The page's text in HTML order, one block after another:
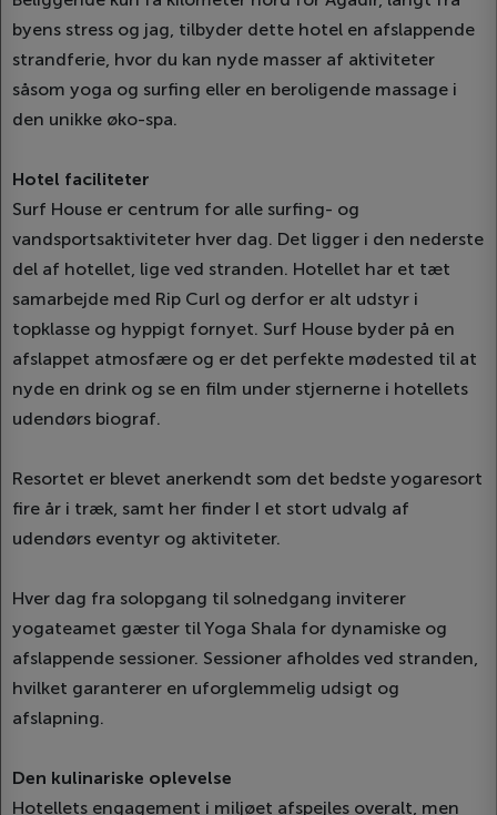
byens stress og jag, tilbyder dette hotel en afslappende
strandferie, hvor du kan nyde masser af aktiviteter
såsom yoga og surfing eller en beroligende massage i
den unikke øko-spa.
Hotel faciliteter
Surf House er centrum for alle surfing- og
vandsportsaktiviteter hver dag. Det ligger i den nederste
del af hotellet, lige ved stranden. Hotellet har et tæt
samarbejde med Rip Curl og derfor er alt udstyr i
topklasse og hyppigt fornyet. Surf House byder på en
afslappet atmosfære og er det perfekte mødested til at
nyde en drink og se en film under stjernerne i hotellets
udendørs biograf.
Resortet er blevet anerkendt som det bedste yogaresort
fire år i træk, samt her finder I et stort udvalg af
udendørs eventyr og aktiviteter.
Hver dag fra solopgang til solnedgang inviterer
yogateamet gæster til Yoga Shala for dynamiske og
afslappende sessioner. Sessioner afholdes ved stranden,
hvilket garanterer en uforglemmelig udsigt og
afslapning.
Den kulinariske oplevelse
Hotellets engagement i miljøet afspejles overalt, men